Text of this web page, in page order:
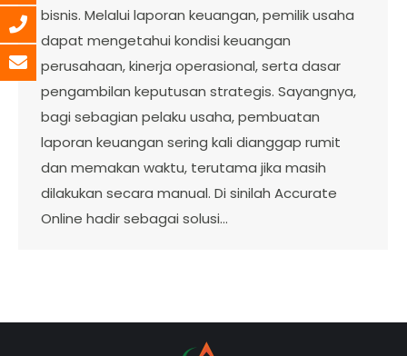
bisnis. Melalui laporan keuangan, pemilik usaha
dapat mengetahui kondisi keuangan
perusahaan, kinerja operasional, serta dasar
pengambilan keputusan strategis. Sayangnya,
bagi sebagian pelaku usaha, pembuatan
laporan keuangan sering kali dianggap rumit
dan memakan waktu, terutama jika masih
dilakukan secara manual. Di sinilah Accurate
Online hadir sebagai solusi…